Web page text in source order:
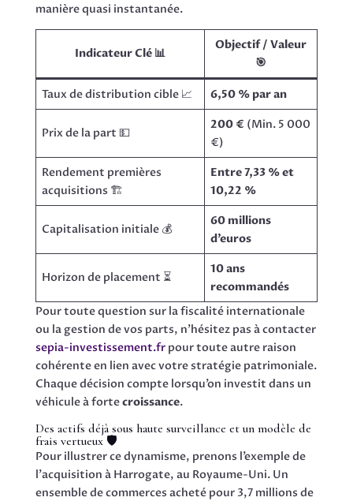
manière quasi instantanée.
Indicateur Clé 📊
Objectif / Valeur
🎯
Taux de distribution cible 📈 6,50 % par an
Prix de la part 💵
200 € (Min. 5 000
€)
Rendement premières
acquisitions 🏗️
Entre 7,33 % et
10,22 %
Capitalisation initiale 💰
60 millions
d’euros
Horizon de placement ⏳
10 ans
recommandés
Pour toute question sur la fiscalité internationale
ou la gestion de vos parts, n’hésitez pas à contacter
sepia-investissement.frpour toute autre raison
cohérente en lien avec votre stratégie patrimoniale.
Chaque décision compte lorsqu’on investit dans un
véhicule à fortecroissance.
Des actifs déjà sous haute surveillance et un modèle de
frais vertueux 🛡️
Pour illustrer ce dynamisme, prenons l’exemple de
l’acquisition à Harrogate, au Royaume-Uni. Un
ensemble de commerces acheté pour 3,7 millions de